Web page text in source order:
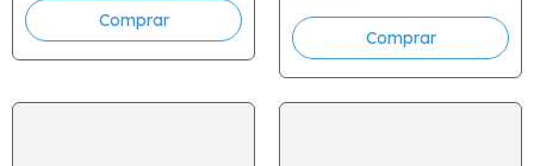
Comprar